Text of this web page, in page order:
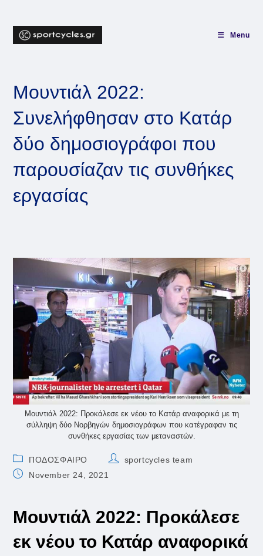
content
Menu
Μουντιάλ 2022:
Συνελήφθησαν στο Κατάρ
δύο δημοσιογράφοι που
παρουσίαζαν τις συνθήκες
εργασίας
Μουντιάλ 2022: Προκάλεσε εκ νέου το Κατάρ αναφορικά με τη
σύλληψη δύο Νορβηγών δημοσιογράφων που κατέγραφαν τις
συνθήκες εργασίας των μεταναστών.
Post
category:
ΠΟΔΟΣΦΑΙΡΟ
Postsportcycles team
PostNovember 24, 2021
Μουντιάλ 2022: Προκάλεσε
εκ νέου το Κατάρ αναφορικά